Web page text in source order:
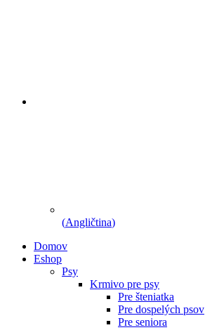
(Angličtina)
Domov
Eshop
Psy
Krmivo pre psy
Pre šteniatka
Pre dospelých psov
Pre seniora